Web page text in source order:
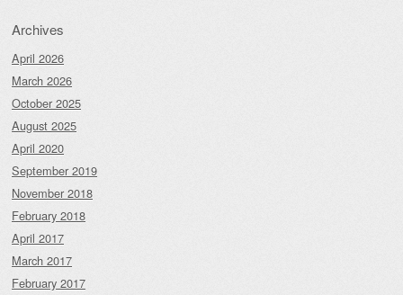
Archives
April 2026
March 2026
October 2025
August 2025
April 2020
September 2019
November 2018
February 2018
April 2017
March 2017
February 2017